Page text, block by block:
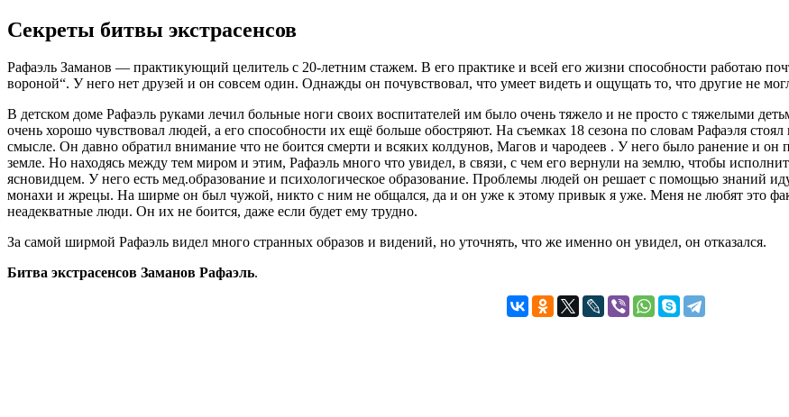
Секреты битвы экстрасенсов
Рафаэль Заманов — практикующий целитель с 20-летним стажем. В его практике и всей его жизни способности работаю
вороной“. У него нет друзей и он совсем один. Однажды он почувствовал, что умеет видеть и ощущать то, что другие не
В детском доме Рафаэль руками лечил больные ноги своих воспитателей им было очень тяжело и не просто с тяжелыми
очень хорошо чувствовал людей, а его способности их ещё больше обостряют. На съемках 18 сезона по словам Рафаэля
смысле. Он давно обратил внимание что не боится смерти и всяких колдунов, Магов и чародеев . У него было ранение и
земле. Но находясь между тем миром и этим, Рафаэль много что увидел, в связи, с чем его вернули на землю, чтобы
ясновидцем. У него есть мед.образование и психологическое образование. Проблемы людей он решает с помощью знаний
монахи и жрецы. На ширме он был чужой, никто с ним не общался, да и он уже к этому привык я уже. Меня не любят это
неадекватные люди. Он их не боится, даже если будет ему трудно.
За самой ширмой Рафаэль видел много странных образов и видений, но уточнять, что же именно он увидел, он отказался.
Битва экстрасенсов Заманов Рафаэль.